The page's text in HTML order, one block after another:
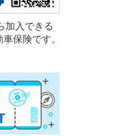
加入できる
保険です。